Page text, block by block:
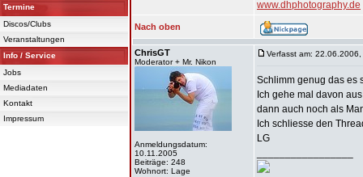
Termine
Discos/Clubs
Veranstaltungen
Info / Service
Jobs
Mediadaten
Kontakt
Impressum
www.dhphotography.de
Nach oben
ChrisGT
Moderator + Mr. Nikon
Anmeldungsdatum:
10.11.2005
Beiträge: 248
Wohnort: Lage
Verfasst am:
Schlimm genug das es
Ich gehe mal davon
dann auch noch als
Ich schliesse den
LG